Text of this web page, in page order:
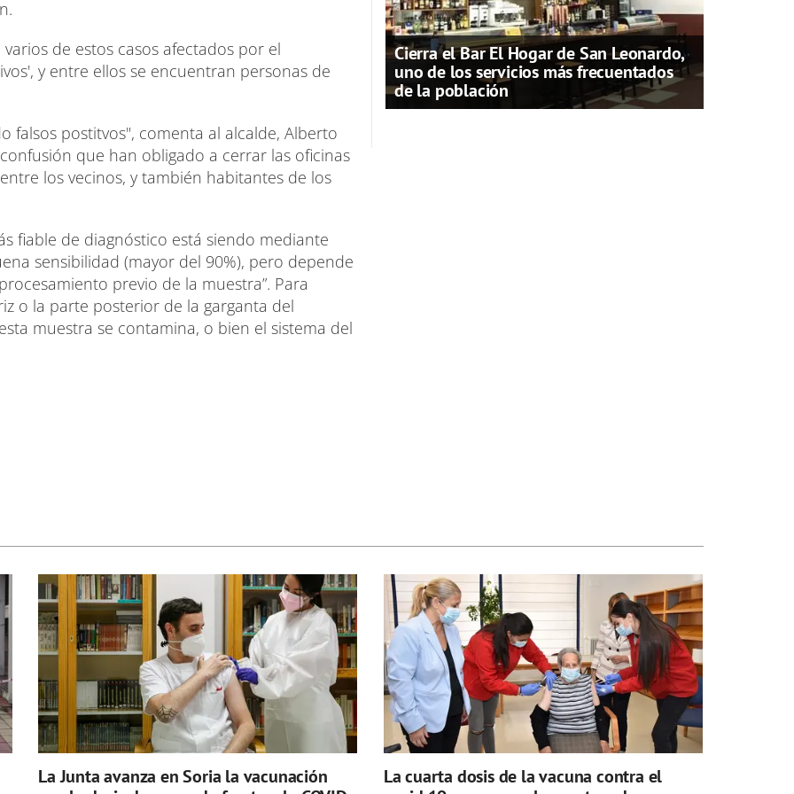
de estos casos afectados por el
y entre ellos se encuentran personas de
falsos postitvos", comenta al alcalde, Alberto
que han obligado a cerrar las oficinas
los vecinos, y también habitantes de los
fiable de diagnóstico está siendo mediante
sensibilidad (mayor del 90%), pero depende
previo de la muestra”. Para
o la parte posterior de la garganta del
muestra se contamina, o bien el sistema del
Cierra el Bar El Hogar de San Leonardo,
uno de los servicios más frecuentados
de la población
La Junta avanza en Soria la vacunación
La cuarta dosis de la vacuna contra el